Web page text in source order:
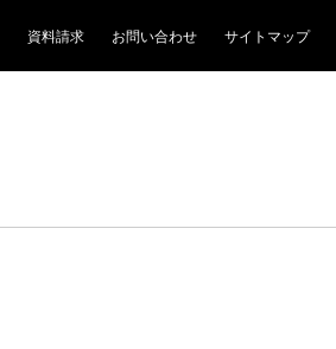
資料請求 お問い合わせ サイトマップ